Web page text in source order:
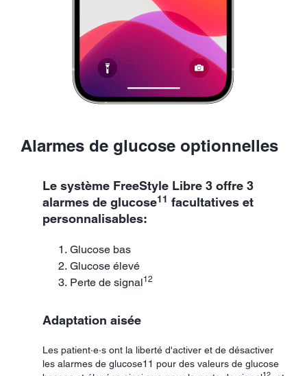
Alarmes de glucose optionnelles
Le système FreeStyle Libre 3 offre 3
alarmes de glucose11 facultatives et
personnalisables:
Glucose bas
Glucose élevé
Perte de signal12
Adaptation aisée
Les patient·e·s ont la liberté d'activer et de désactiver
les alarmes de glucose11 pour des valeurs de glucose